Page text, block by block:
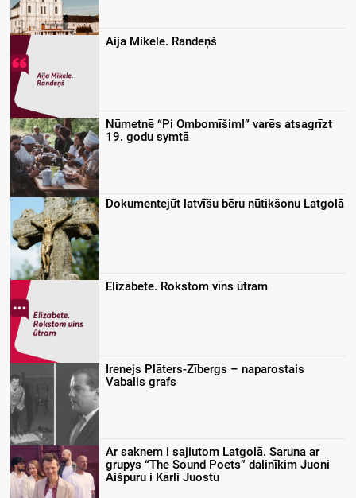
Aija Mikele. Randeņš
Nūmetnē “Pi Ombomīšim!” varēs atsagrīzt
19. godu symtā
Dokumentejūt latvīšu bēru nūtikšonu Latgolā
Elizabete. Rokstom vīns ūtram
Irenejs Plāters-Zībergs – naparostais
Vabalis grafs
Ar saknem i sajiutom Latgolā. Saruna ar
grupys “The Sound Poets” dalinīkim Juoni
Aišpuru i Kārli Juostu